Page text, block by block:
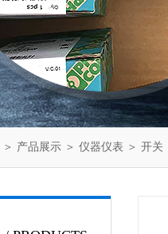
＞ 产品展示 ＞ 仪器仪表 ＞ 开关